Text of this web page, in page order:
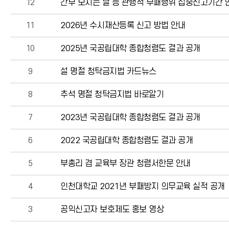
12 간부 모시는 날 등 관행적 부패행위 집중신고기간
11 2026년 수시재산등록 신고 방법 안내
10 2025년 국공립대학 종합청렴도 결과 공개
9 설 명절 청탁금지법 카드뉴스
8 추석 명절 청탁금지법 바로알기
7 2023년 국공립대학 종합청렴도 결과 공개
6 2022 국공립대학 종합청렴도 결과 공개
5 부총리 겸 교육부 장관 청렴서한문 안내
4 인천대학교 2021년 부패방지 의무교육 실적 공개
3 공익신고자 보호제도 홍보 영상